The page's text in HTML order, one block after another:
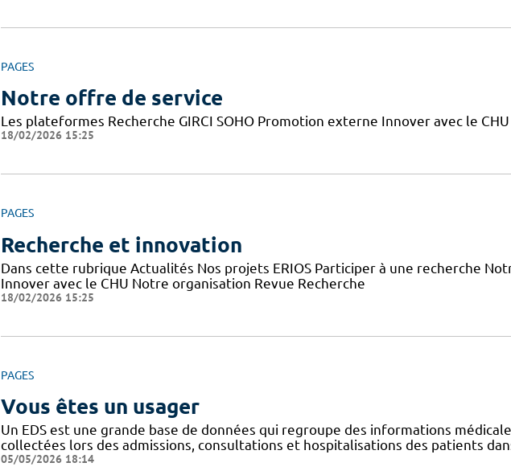
PAGES
Notre offre de service
Les plateformes Recherche GIRCI SOHO Promotion externe Innover avec le CHU
18/02/2026 15:25
PAGES
Recherche et innovation
Dans cette rubrique Actualités Nos projets ERIOS Participer à une recherche
Innover avec le CHU Notre organisation Revue Recherche
18/02/2026 15:25
PAGES
Vous êtes un usager
Un EDS est une grande base de données qui regroupe des informations
collectées lors des admissions, consultations et hospitalisations des patients
05/05/2026 18:14